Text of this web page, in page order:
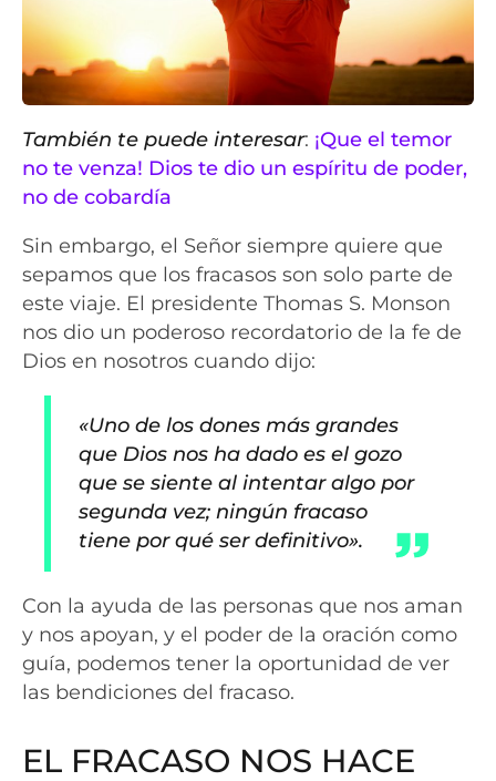
También te puede interesar: ¡Que el temor
no te venza! Dios te dio un espíritu de poder,
no de cobardía
Sin embargo, el Señor siempre quiere que
sepamos que los fracasos son solo parte de
este viaje. El presidente Thomas S. Monson
nos dio un poderoso recordatorio de la fe de
Dios en nosotros cuando dijo:
«Uno de los dones más grandes
que Dios nos ha dado es el gozo
que se siente al intentar algo por
segunda vez; ningún fracaso
tiene por qué ser definitivo».
Con la ayuda de las personas que nos aman
y nos apoyan, y el poder de la oración como
guía, podemos tener la oportunidad de ver
las bendiciones del fracaso.
EL FRACASO NOS HACE